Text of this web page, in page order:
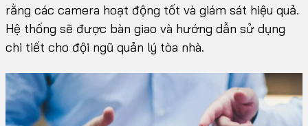
rằng các camera hoạt động tốt và giám sát hiệu quả.
Hệ thống sẽ được bàn giao và hướng dẫn sử dụng
chi tiết cho đội ngũ quản lý tòa nhà.